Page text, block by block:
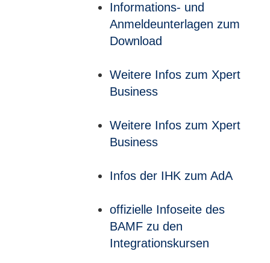
Informations- und
Anmeldeunterlagen zum
Download
Weitere Infos zum Xpert
Business
Weitere Infos zum Xpert
Business
Infos der IHK zum AdA
offizielle Infoseite des
BAMF zu den
Integrationskursen